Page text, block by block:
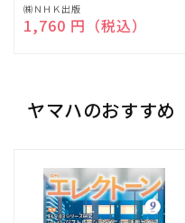
販
売
㈱ＮＨＫ出版
通常価格
1,760 円（税込）
ヤマハのおすすめ